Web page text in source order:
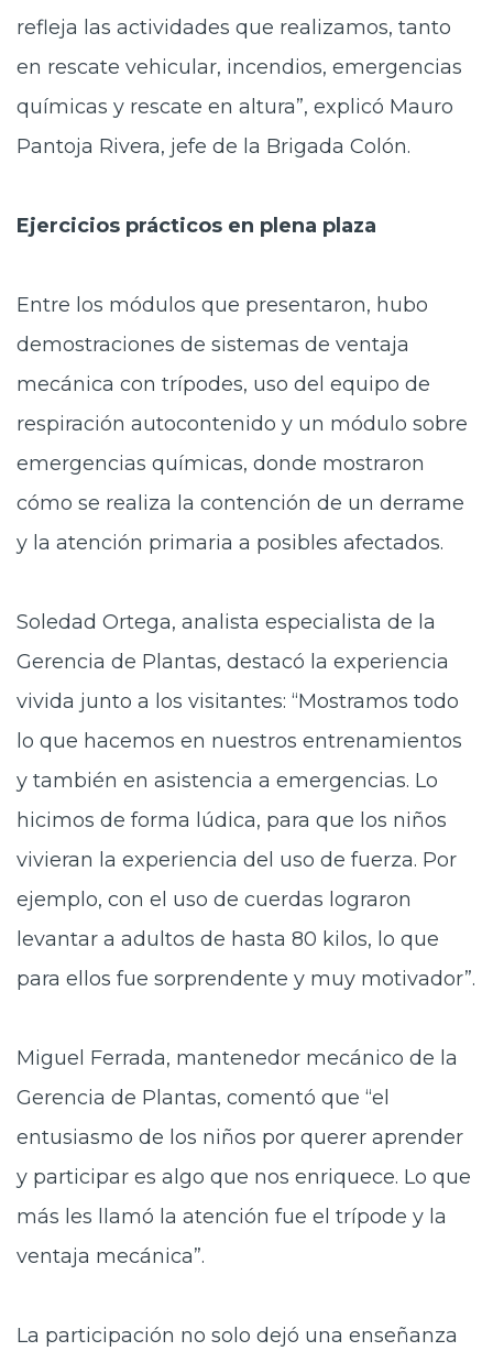
refleja las actividades que realizamos, tanto
en rescate vehicular, incendios, emergencias
químicas y rescate en altura”, explicó Mauro
Pantoja Rivera, jefe de la Brigada Colón.
Ejercicios prácticos en plena plaza
Entre los módulos que presentaron, hubo
demostraciones de sistemas de ventaja
mecánica con trípodes, uso del equipo de
respiración autocontenido y un módulo sobre
emergencias químicas, donde mostraron
cómo se realiza la contención de un derrame
y la atención primaria a posibles afectados.
Soledad Ortega, analista especialista de la
Gerencia de Plantas, destacó la experiencia
vivida junto a los visitantes: “Mostramos todo
lo que hacemos en nuestros entrenamientos
y también en asistencia a emergencias. Lo
hicimos de forma lúdica, para que los niños
vivieran la experiencia del uso de fuerza. Por
ejemplo, con el uso de cuerdas lograron
levantar a adultos de hasta 80 kilos, lo que
para ellos fue sorprendente y muy motivador”.
Miguel Ferrada, mantenedor mecánico de la
Gerencia de Plantas, comentó que “el
entusiasmo de los niños por querer aprender
y participar es algo que nos enriquece. Lo que
más les llamó la atención fue el trípode y la
ventaja mecánica”.
La participación no solo dejó una enseñanza